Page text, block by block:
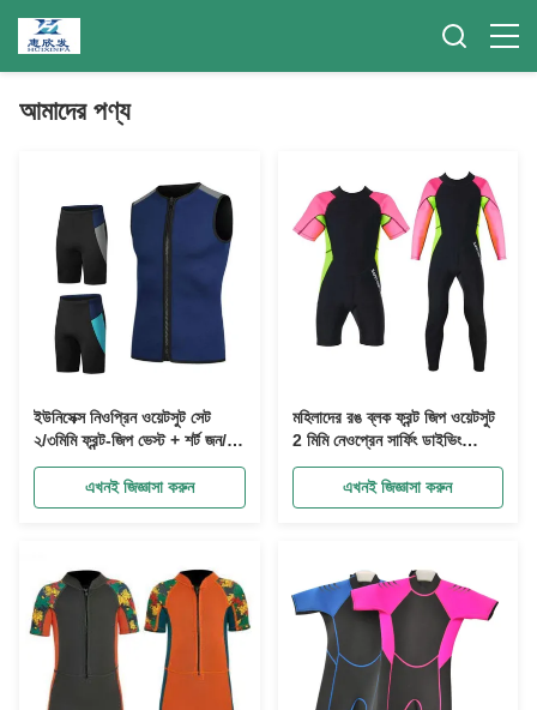
আমাদের পণ্য
ইউনিসেক্স নিওপ্রিন ওয়েটসুট সেট
২/৩মিমি ফ্রন্ট-জিপ ভেস্ট + শর্ট জন/
শর্টস অপশন সার্ফিং স্নোরকেলিং
এসইউপি কায়াকএখনই জিজ্ঞাসা করুন
মহিলাদের রঙ ব্লক ফ্রন্ট জিপ ওয়েটসুট
2 মিমি নেওপ্রেন সার্ফিং ডাইভিং
ফ্যাশনেবল ফাংশনাল - কাস্টম OEM /
এখনই জিজ্ঞাসা করুন